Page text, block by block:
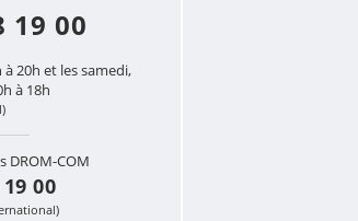
19 00
20h et les samedi,
à 18h
DROM-COM
00